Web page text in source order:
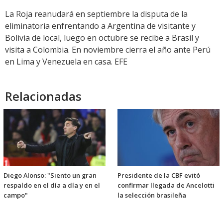
La Roja reanudará en septiembre la disputa de la
eliminatoria enfrentando a Argentina de visitante y
Bolivia de local, luego en octubre se recibe a Brasil y
visita a Colombia. En noviembre cierra el año ante Perú
en Lima y Venezuela en casa. EFE
Relacionadas
Diego Alonso: "Siento un gran
respaldo en el día a día y en el
campo"
Presidente de la CBF evitó
confirmar llegada de Ancelotti
la selección brasileña